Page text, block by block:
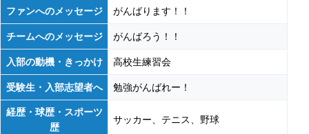
ファンへのメッセージ がんばります！！
チームへのメッセージ がんばろう！！
入部の動機・きっかけ 高校生練習会
受験生・入部志望者へ 勉強がんばれー！
経歴・球歴・スポーツ
歴
サッカー、テニス、野球